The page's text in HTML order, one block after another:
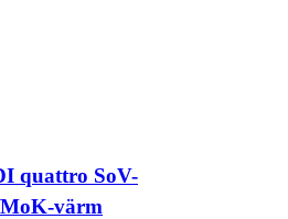
quattro SoV-
värm